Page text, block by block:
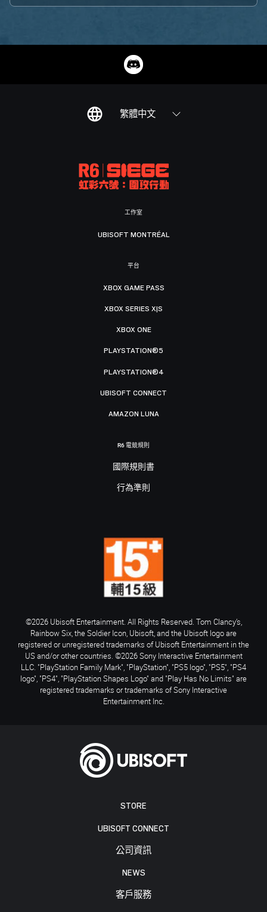
繁體中文
STORE
UBISOFT CONNECT
公司資訊
NEWS
客戶服務
工作室
UBISOFT MONTRÉAL
平台
XBOX GAME PASS
XBOX SERIES X|S
XBOX ONE
PLAYSTATION®5
PLAYSTATION®4
UBISOFT CONNECT
AMAZON LUNA
R6 電競規則
國際規則書
行為準則
©2026 Ubisoft Entertainment. All Rights Reserved. Tom Clancy’s,
Rainbow Six, the Soldier Icon, Ubisoft, and the Ubisoft logo are
registered or unregistered trademarks of Ubisoft Entertainment in the
US and/or other countries. ©2026 Sony Interactive Entertainment
LLC. "PlayStation Family Mark", "PlayStation", "PS5 logo", "PS5", "PS4
logo", "PS4", "PlayStation Shapes Logo" and "Play Has No Limits" are
registered trademarks or trademarks of Sony Interactive
Entertainment Inc.